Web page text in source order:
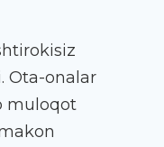
Ota-onalar
muloqot